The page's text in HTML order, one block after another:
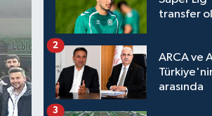
transfer
ARCA ve
arasında
2
3